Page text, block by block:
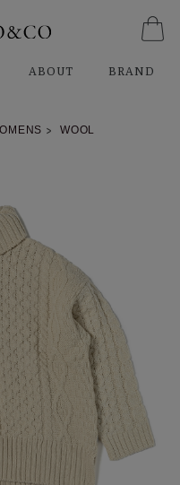
ABOUT BRAND
WOOL